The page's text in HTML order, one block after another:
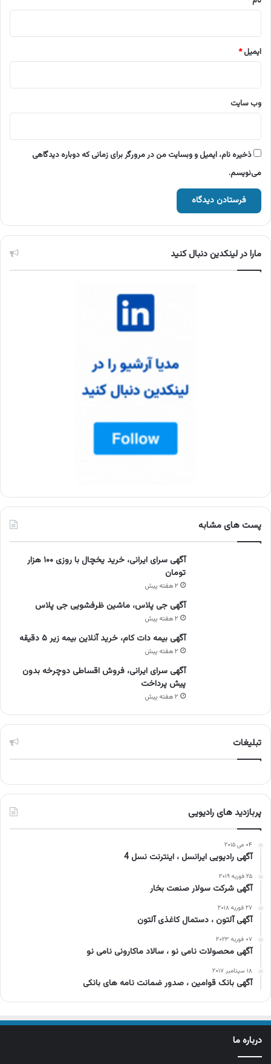
ایمیل*
وب‌ سایت
ذخیره نام، ایمیل و وبسایت من در مرورگر برای زمانی که دوباره دیدگاهی
می‌نویسم.
مارا در لینکدین دنبال کنید
پست های مشابه
آگهی سرای ایرانی، خرید یخچال با روزی ۱۰۰ هزار
تومان
۲ هفته پیش
آگهی جی پلاس، ماشین ظرفشویی جی پلاس
۲ هفته پیش
آگهی بیمه دات کام، خرید آنلاین بیمه زیر ۵ دقیقه
۲ هفته پیش
آگهی سرای ایرانی، فروش اقساطی دوچرخه بدون
پیش پرداخت
۲ هفته پیش
تبلیغات
پربازدید های رادیویی
۰۴ می ۲۰۱۵
آگهی رادیویی ایرانسل ، اینترنت نسل 4
۲۵ فوریه ۲۰۱۹
آگهی شرکت سولار صنعت بخار
۲۷ فوریه ۲۰۱۸
آگهی آلتون ، دستمال کاغذی آلتون
۰۷ فوریه ۲۰۲۳
آگهی محصولات نامی نو ، سالاد ماکارونی نامی نو
۱۸ سپتامبر ۲۰۱۷
آگهی بانک قوامین ، صدور ضمانت نامه های بانکی
درباره ما